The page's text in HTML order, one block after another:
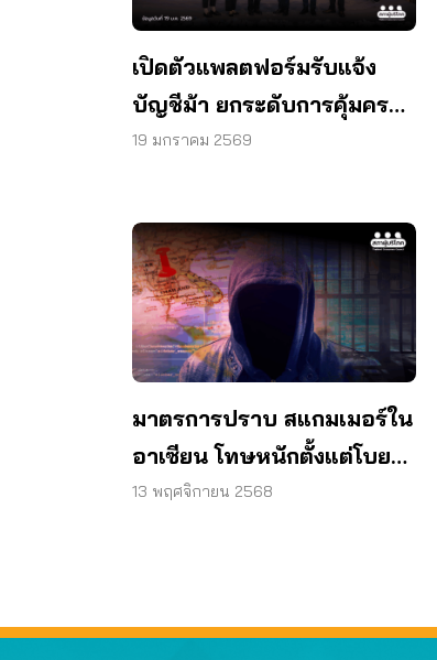
เปิดตัวแพลตฟอร์มรับแจ้ง
บัญชีม้า ยกระดับการคุ้มครอง
ผู้บริโภคไทย
19 มกราคม 2569
มาตรการปราบ สแกมเมอร์ใน
อาเซียน โทษหนักตั้งแต่โบย
จนจำคุก 20 ปี
13 พฤศจิกายน 2568